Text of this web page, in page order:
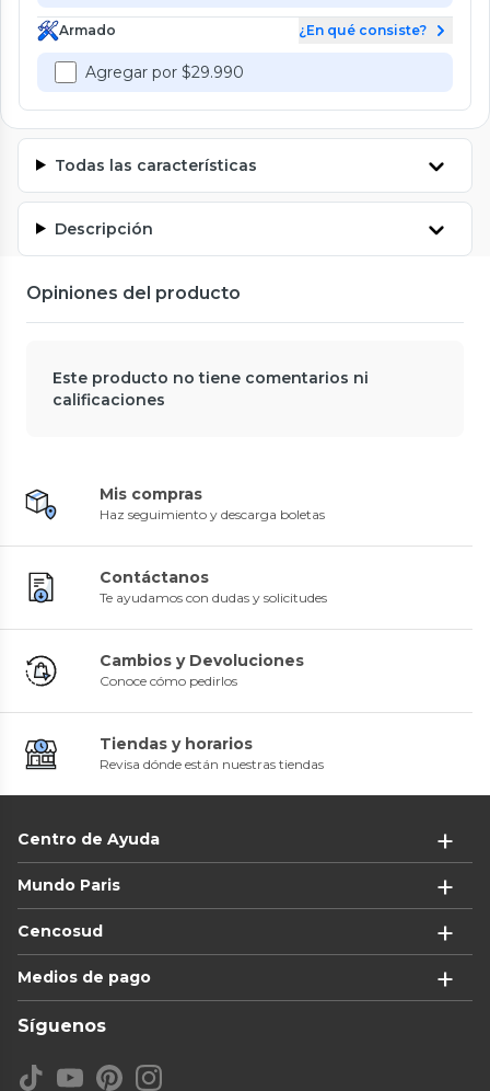
Armado ¿En qué consiste?
Agregar por $29.990
Todas las características
Descripción
Opiniones del producto
Este producto no tiene comentarios ni
calificaciones
Mis compras
Haz seguimiento y descarga boletas
Contáctanos
Te ayudamos con dudas y solicitudes
Cambios y Devoluciones
Conoce cómo pedirlos
Tiendas y horarios
Revisa dónde están nuestras tiendas
Centro de Ayuda
Mundo Paris
Cencosud
Medios de pago
Síguenos